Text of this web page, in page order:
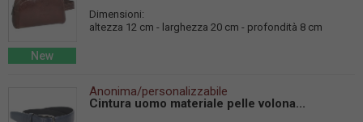
New
Dimensioni:
altezza 12 cm - larghezza 20 cm - profondità 8 cm
Anonima/personalizzabile
Cintura uomo materiale pelle volona...